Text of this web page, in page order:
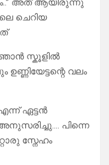
അത് ആയിരുന്നു
ചെറിയ
സ്കൂളിൽ
വലം
ഏട്ടൻ
പിന്നെ
സ്നേഹം